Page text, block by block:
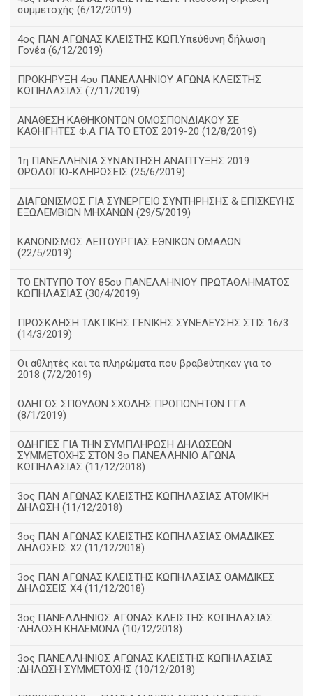
συμμετοχής (6/12/2019)
4ος ΠΑΝ ΑΓΩΝΑΣ ΚΛΕΙΣΤΗΣ ΚΩΠ.Υπεύθυνη δήλωση
Γονέα (6/12/2019)
ΠΡΟΚΗΡΥΞΗ 4ου ΠΑΝΕΛΛΗΝΙΟΥ ΑΓΩΝΑ ΚΛΕΙΣΤΗΣ
ΚΩΠΗΛΑΣΙΑΣ (7/11/2019)
ΑΝΑΘΕΣΗ ΚΑΘΗΚΟΝΤΩΝ ΟΜΟΣΠΟΝΔΙΑΚΟΥ ΣΕ
ΚΑΘΗΓΗΤΕΣ Φ.Α ΓΙΑ ΤΟ ΕΤΟΣ 2019-20 (12/8/2019)
1η ΠΑΝΕΛΛΗΝΙΑ ΣΥΝΑΝΤΗΣΗ ΑΝΑΠΤΥΞΗΣ 2019
ΩΡΟΛΟΓΙΟ-ΚΛΗΡΩΣΕΙΣ (25/6/2019)
ΔΙΑΓΩΝΙΣΜΟΣ ΓΙΑ ΣΥΝΕΡΓΕΙΟ ΣΥΝΤΗΡΗΣΗΣ & ΕΠΙΣΚΕΥΗΣ
ΕΞΩΛΕΜΒΙΩΝ ΜΗΧΑΝΩΝ (29/5/2019)
ΚΑΝΟΝΙΣΜΟΣ ΛΕΙΤΟΥΡΓΙΑΣ ΕΘΝΙΚΩΝ ΟΜΑΔΩΝ
(22/5/2019)
ΤΟ ΕΝΤΥΠΟ ΤΟΥ 85ου ΠΑΝΕΛΛΗΝΙΟΥ ΠΡΩΤΑΘΛΗΜΑΤΟΣ
ΚΩΠΗΛΑΣΙΑΣ (30/4/2019)
ΠΡΟΣΚΛΗΣΗ ΤΑΚΤΙΚΗΣ ΓΕΝΙΚΗΣ ΣΥΝΕΛΕΥΣΗΣ ΣΤΙΣ 16/3
(14/3/2019)
Οι αθλητές και τα πληρώματα που βραβεύτηκαν για το
2018 (7/2/2019)
ΟΔΗΓΟΣ ΣΠΟΥΔΩΝ ΣΧΟΛΗΣ ΠΡΟΠΟΝΗΤΩΝ ΓΓΑ
(8/1/2019)
ΟΔΗΓΙΕΣ ΓΙΑ ΤΗΝ ΣΥΜΠΛΗΡΩΣΗ ΔΗΛΩΣΕΩΝ
ΣΥΜΜΕΤΟΧΗΣ ΣΤΟΝ 3ο ΠΑΝΕΛΛΗΝΙΟ ΑΓΩΝΑ
ΚΩΠΗΛΑΣΙΑΣ (11/12/2018)
3ος ΠΑΝ ΑΓΩΝΑΣ ΚΛΕΙΣΤΗΣ ΚΩΠΗΛΑΣΙΑΣ ΑΤΟΜΙΚΗ
ΔΗΛΩΣΗ (11/12/2018)
3ος ΠΑΝ ΑΓΩΝΑΣ ΚΛΕΙΣΤΗΣ ΚΩΠΗΛΑΣΙΑΣ ΟΜΑΔΙΚΕΣ
ΔΗΛΩΣΕΙΣ Χ2 (11/12/2018)
3ος ΠΑΝ ΑΓΩΝΑΣ ΚΛΕΙΣΤΗΣ ΚΩΠΗΛΑΣΙΑΣ ΟΑΜΔΙΚΕΣ
ΔΗΛΩΣΕΙΣ Χ4 (11/12/2018)
3ος ΠΑΝΕΛΛΗΝΙΟΣ ΑΓΩΝΑΣ ΚΛΕΙΣΤΗΣ ΚΩΠΗΛΑΣΙΑΣ
:ΔΗΛΩΣΗ ΚΗΔΕΜΟΝΑ (10/12/2018)
3ος ΠΑΝΕΛΛΗΝΙΟΣ ΑΓΩΝΑΣ ΚΛΕΙΣΤΗΣ ΚΩΠΗΛΑΣΙΑΣ
:ΔΗΛΩΣΗ ΣΥΜΜΕΤΟΧΗΣ (10/12/2018)